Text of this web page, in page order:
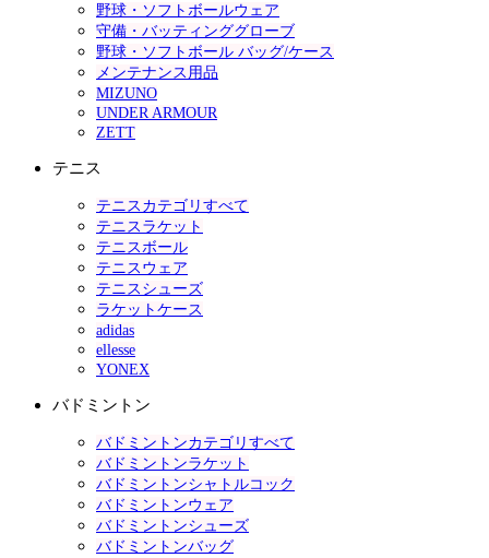
野球・ソフトボールウェア
守備・バッティンググローブ
野球・ソフトボール バッグ/ケース
メンテナンス用品
MIZUNO
UNDER ARMOUR
ZETT
テニス
テニスカテゴリすべて
テニスラケット
テニスボール
テニスウェア
テニスシューズ
ラケットケース
adidas
ellesse
YONEX
バドミントン
バドミントンカテゴリすべて
バドミントンラケット
バドミントンシャトルコック
バドミントンウェア
バドミントンシューズ
バドミントンバッグ